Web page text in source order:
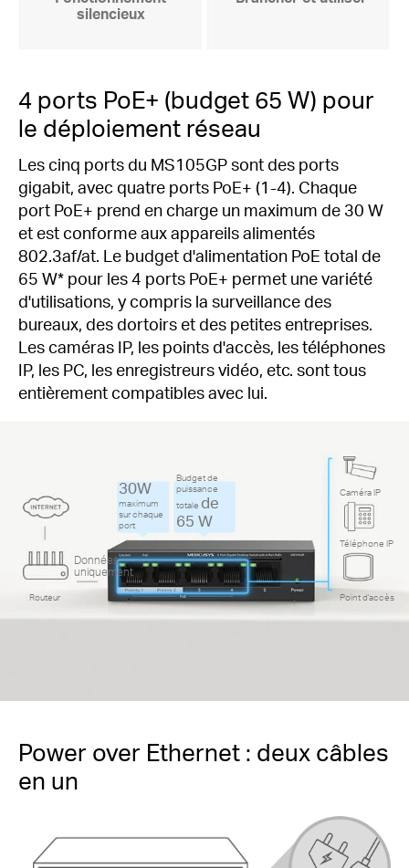
silencieux
4 ports PoE+ (budget 65 W) pour
le déploiement réseau
Les cinq ports du MS105GP sont des ports
gigabit, avec quatre ports PoE+ (1-4). Chaque
port PoE+ prend en charge un maximum de 30 W
et est conforme aux appareils alimentés
802.3af/at. Le budget d'alimentation PoE total de
65 W* pour les 4 ports PoE+ permet une variété
d'utilisations, y compris la surveillance des
bureaux, des dortoirs et des petites entreprises.
Les caméras IP, les points d'accès, les téléphones
IP, les PC, les enregistreurs vidéo, etc. sont tous
entièrement compatibles avec lui.
Routeur
Données
uniquement
30W
maximum
sur chaque
port
Budget de
puissance
totale de
65 W
Caméra IP
Téléphone IP
Point d'accès
Power over Ethernet : deux câbles
en un